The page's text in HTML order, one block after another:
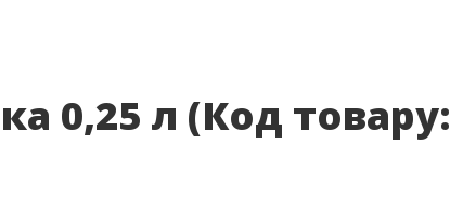
0,25 л (Код товару: